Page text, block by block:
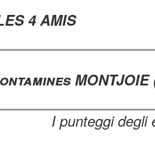
4 AMIS
I punteggi degli